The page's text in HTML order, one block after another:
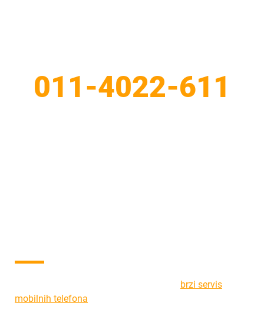
011-4022-611
brzi servis
mobilnih telefona